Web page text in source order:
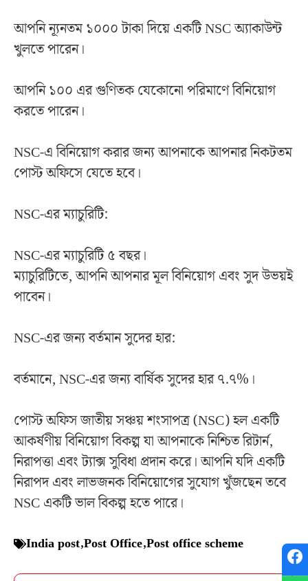
আপনি ন্যূনতম ১০০০ টাকা দিয়ে একটি NSC অ্যাকাউন্ট
খুলতে পারেন।
আপনি ১০০ এর গুণিতক যেকোনো পরিমাণে বিনিয়োগ
করতে পারেন।
NSC-এ বিনিয়োগ করার জন্য আপনাকে আপনার নিকটতম
পোস্ট অফিসে যেতে হবে।
NSC-এর ম্যাচুরিটি:
NSC-এর ম্যাচুরিটি ৫ বছর।
ম্যাচুরিটিতে, আপনি আপনার মূল বিনিয়োগ এবং সুদ উভয়ই
পাবেন।
NSC-এর জন্য বর্তমান সুদের হার:
বর্তমানে, NSC-এর জন্য বার্ষিক সুদের হার ৭.৭%।
পোস্ট অফিস জাতীয় সঞ্চয় শংসাপত্র (NSC) হল একটি
আকর্ষণীয় বিনিয়োগ বিকল্প যা আপনাকে নিশ্চিত রিটার্ন,
নিরাপত্তা এবং ট্যাক্স সুবিধা প্রদান করে। আপনি যদি একটি
নিরাপদ এবং লাভজনক বিনিয়োগের সুযোগ খুঁজছেন তবে
NSC একটি ভাল বিকল্প হতে পারে।
India post,Post Office,Post office scheme